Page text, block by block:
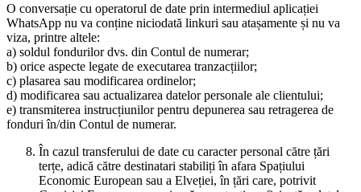
O conversație cu operatorul de date prin intermediul aplicației
WhatsApp nu va conține niciodată linkuri sau atașamente și nu va
viza, printre altele:
a) soldul fondurilor dvs. din Contul de numerar;
b) orice aspecte legate de executarea tranzacțiilor;
c) plasarea sau modificarea ordinelor;
d) modificarea sau actualizarea datelor personale ale clientului;
e) transmiterea instrucțiunilor pentru depunerea sau retragerea de
fonduri în/din Contul de numerar.
În cazul transferului de date cu caracter personal către țări
terțe, adică către destinatari stabiliți în afara Spațiului
Economic European sau a Elveției, în țări care, potrivit